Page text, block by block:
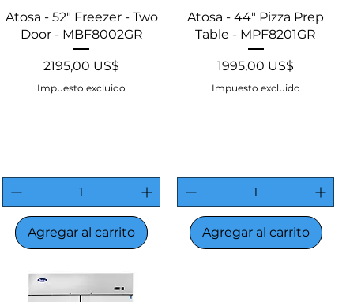
Vista rápida
Atosa - 52" Freezer - Two
Door - MBF8002GR
Precio
2195,00 US$
Impuesto excluido
Agregar al carrito
Vista rápida
Atosa - 44" Pizza Prep
Table - MPF8201GR
Precio
1995,00 US$
Impuesto excluido
Agregar al carrito